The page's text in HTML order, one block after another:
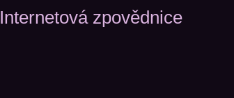
Internetová zpovědnice